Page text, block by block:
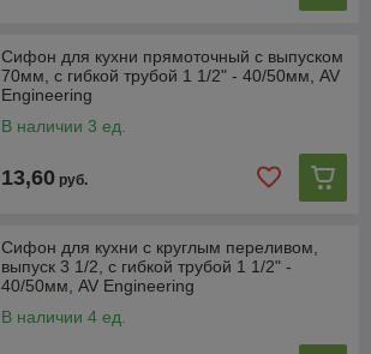
Сифон для кухни прямоточный с выпуском
70мм, с гибкой трубой 1 1/2" - 40/50мм, AV
Engineering
В наличии 3 ед.
13,60 руб.
Сифон для кухни с круглым переливом,
выпуск 3 1/2, с гибкой трубой 1 1/2" -
40/50мм, AV Engineering
В наличии 4 ед.